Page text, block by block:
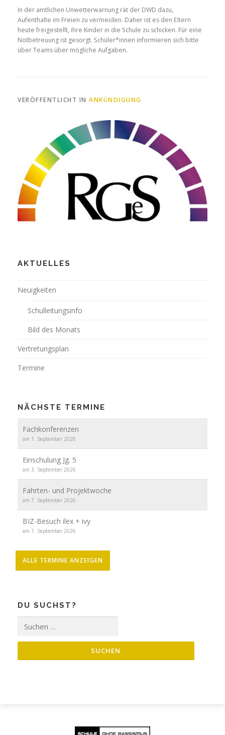
In der amtlichen Unwetterwarnung rät der DWD dazu,
Aufenthalte im Freien zu vermeiden. Daher ist es den Eltern
heute freigestellt, ihre Kinder in die Schule zu schicken. Für eine
Notbetreuung ist gesorgt. Schüler*innen informieren sich bitte
über Teams über mögliche Aufgaben.
VERÖFFENTLICHT IN ANKÜNDIGUNG
AKTUELLES
Neuigkeiten
Schulleitungsinfo
Bild des Monats
Vertretungsplan
Termine
NÄCHSTE TERMINE
Fachkonferenzen
am 1. September 2026
Einschulung Jg. 5
am 3. September 2026
Fahrten- und Projektwoche
am 7. September 2026
BIZ-Besuch ilex + ivy
am 7. September 2026
ALLE TERMINE ANZEIGEN
DU SUCHST?
nach: